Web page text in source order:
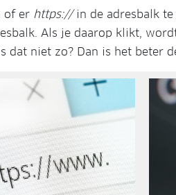
of er https://in de adresbalk te
Als je daarop klikt,
dat niet zo? Dan is het beter